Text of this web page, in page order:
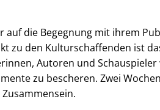
die Begegnung mit ihrem
zu den Kulturschaffenden ist
Autoren und
zu bescheren. Zwei